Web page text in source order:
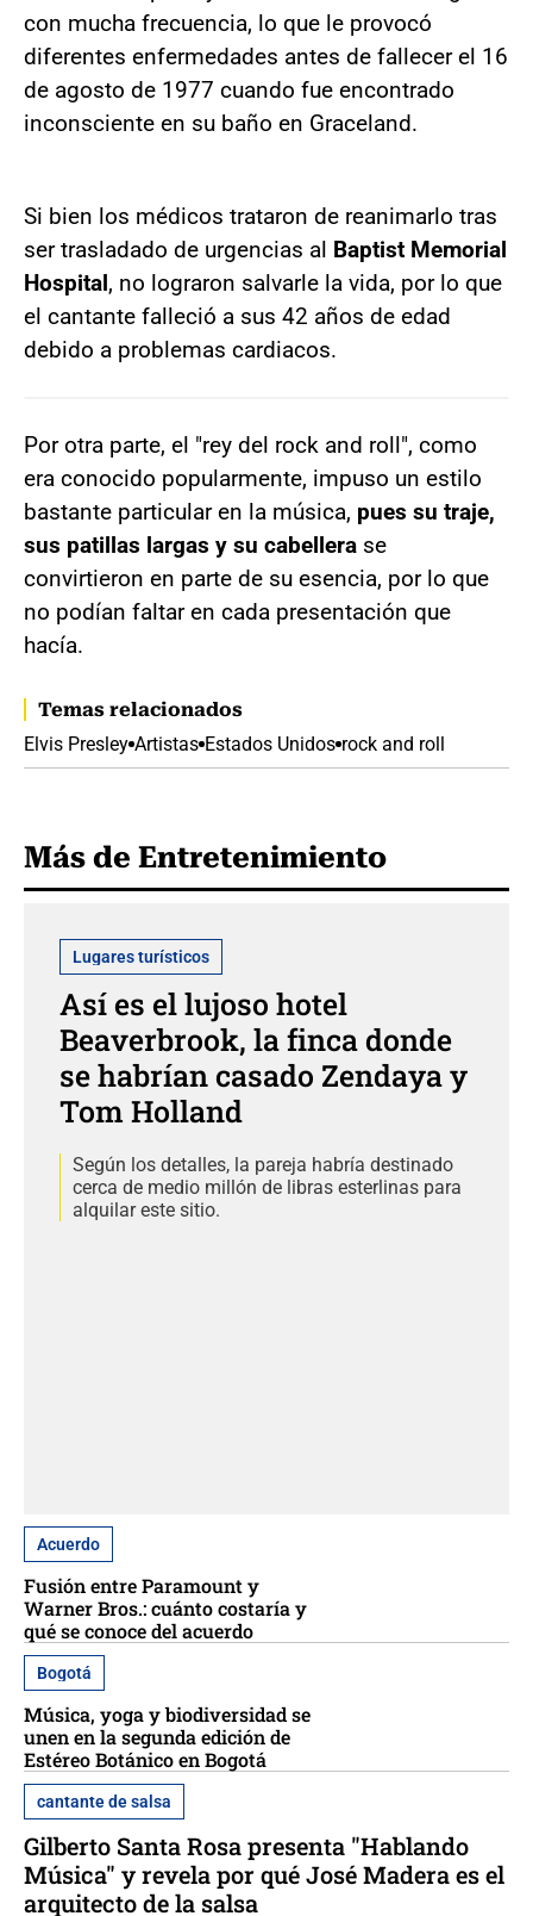
con mucha frecuencia, lo que le provocó
diferentes enfermedades antes de fallecer el 16
de agosto de 1977 cuando fue encontrado
inconsciente en su baño en Graceland.
Si bien los médicos trataron de reanimarlo tras
ser trasladado de urgencias al Baptist Memorial
Hospital, no lograron salvarle la vida, por lo que
el cantante falleció a sus 42 años de edad
debido a problemas cardiacos.
Por otra parte, el "rey del rock and roll", como
era conocido popularmente, impuso un estilo
bastante particular en la música, pues su traje,
sus patillas largas y su cabellera se
convirtieron en parte de su esencia, por lo que
no podían faltar en cada presentación que
hacía.
Temas relacionados
Elvis Presley Artistas Estados Unidos rock and roll
Más de Entretenimiento
Lugares turísticos
Así es el lujoso hotel
Beaverbrook, la finca donde
se habrían casado Zendaya y
Tom Holland
Según los detalles, la pareja habría destinado
cerca de medio millón de libras esterlinas para
alquilar este sitio.
Acuerdo
Fusión entre Paramount y
Warner Bros.: cuánto costaría y
qué se conoce del acuerdo
Bogotá
Música, yoga y biodiversidad se
unen en la segunda edición de
Estéreo Botánico en Bogotá
cantante de salsa
Gilberto Santa Rosa presenta "Hablando
Música" y revela por qué José Madera es el
arquitecto de la salsa